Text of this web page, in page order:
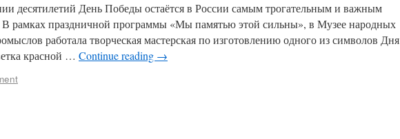
десятилетий День Победы остаётся в России самым трогательным и важным
В рамках праздничной программы «Мы памятью этой сильны», в Музее народных
работала творческая мастерская по изготовлению одного из символов Дня
красной … Continue reading →